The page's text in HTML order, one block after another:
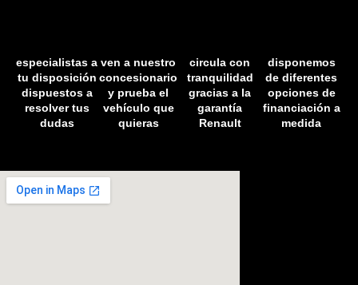
especialistas a
tu disposición
dispuestos a
resolver tus
dudas
ven a nuestro
concesionario
y prueba el
vehículo que
quieras
circula con
tranquilidad
gracias a la
garantía
Renault
disponemos
de diferentes
opciones de
financiación a
medida